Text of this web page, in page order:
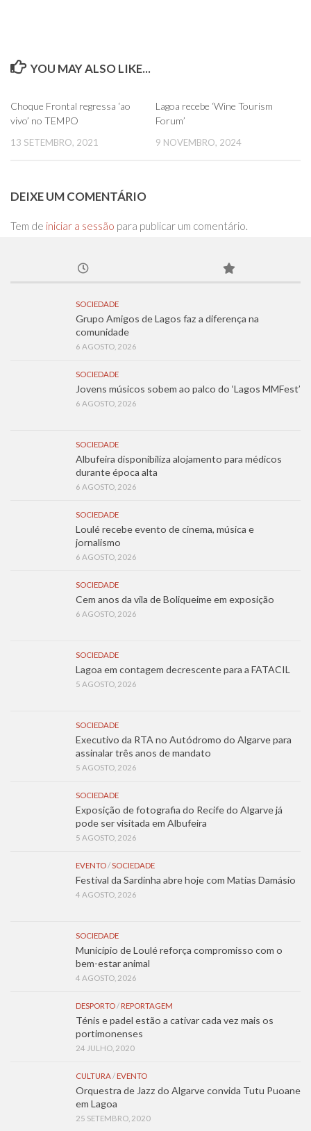
YOU MAY ALSO LIKE...
Choque Frontal regressa ‘ao
vivo’ no TEMPO
13 SETEMBRO, 2021
Lagoa recebe ‘Wine Tourism
Forum’
9 NOVEMBRO, 2024
DEIXE UM COMENTÁRIO
Tem de iniciar a sessão para publicar um comentário.
SOCIEDADE
Grupo Amigos de Lagos faz a diferença na
comunidade
6 AGOSTO, 2026
SOCIEDADE
Jovens músicos sobem ao palco do ‘Lagos MMFest’
6 AGOSTO, 2026
SOCIEDADE
Albufeira disponibiliza alojamento para médicos
durante época alta
6 AGOSTO, 2026
SOCIEDADE
Loulé recebe evento de cinema, música e
jornalismo
6 AGOSTO, 2026
SOCIEDADE
Cem anos da vila de Boliqueime em exposição
6 AGOSTO, 2026
SOCIEDADE
Lagoa em contagem decrescente para a FATACIL
5 AGOSTO, 2026
SOCIEDADE
Executivo da RTA no Autódromo do Algarve para
assinalar três anos de mandato
5 AGOSTO, 2026
SOCIEDADE
Exposição de fotografia do Recife do Algarve já
pode ser visitada em Albufeira
5 AGOSTO, 2026
EVENTO/SOCIEDADE
Festival da Sardinha abre hoje com Matias Damásio
4 AGOSTO, 2026
SOCIEDADE
Município de Loulé reforça compromisso com o
bem-estar animal
4 AGOSTO, 2026
DESPORTO/ REPORTAGEM
Ténis e padel estão a cativar cada vez mais os
portimonenses
24 JULHO, 2020
CULTURA/ EVENTO
Orquestra de Jazz do Algarve convida Tutu Puoane
em Lagoa
25 SETEMBRO, 2020